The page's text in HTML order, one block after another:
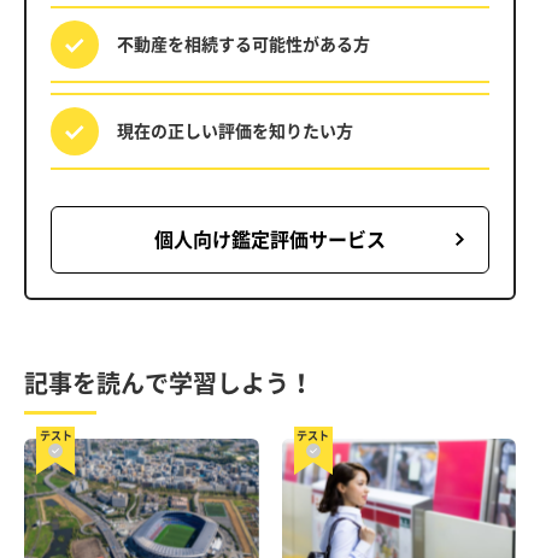
不動産を相続する可能性がある方
現在の正しい評価を知りたい方
個人向け鑑定評価サービス
記事を読んで学習しよう！
テスト テスト